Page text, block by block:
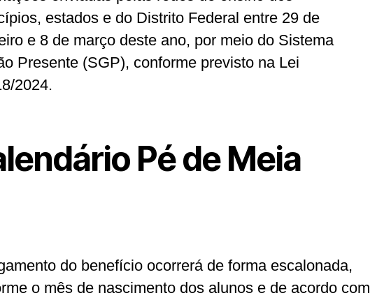
estados e do Distrito Federal entre 29 de
e 8 de março deste ano, por meio do Sistema
Presente (SGP), conforme previsto na Lei
2024.
Pé de Meia
do benefício ocorrerá de forma escalonada,
o mês de nascimento dos alunos e de acordo com